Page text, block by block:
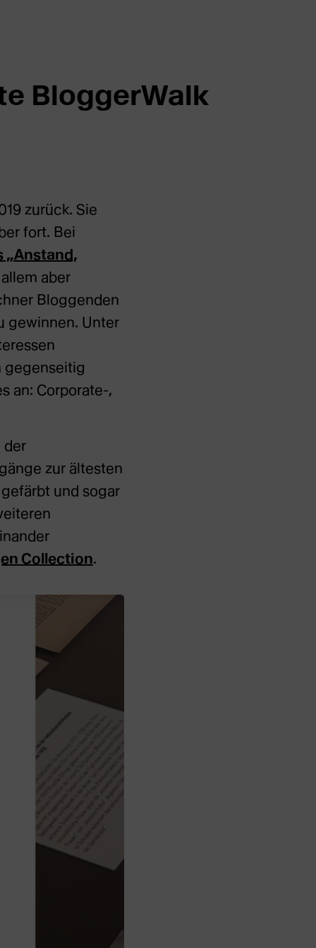
BloggerWalk
zurück. Sie
fort. Bei
„Anstand,
aber
Bloggenden
gewinnen. Unter
gegenseitig
an: Corporate-,
der
zur ältesten
und sogar
Collection.